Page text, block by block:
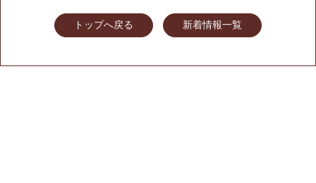
トップへ戻る 新着情報一覧